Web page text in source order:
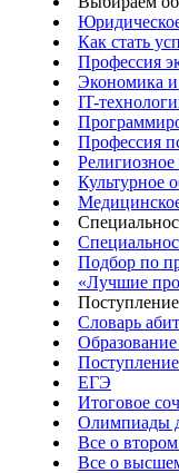
Как стать
Профессия
Экономика
IT-
Профессия
Религиозное
Культурное
Подбор по
«Лучшие
Поступление
Словарь
ЕГЭ
Итоговое
Олимпиады
Все о
Все о